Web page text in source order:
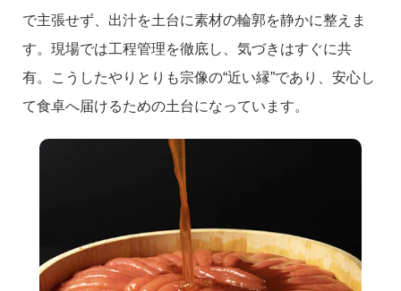
で主張せず、出汁を土台に素材の輪郭を静かに整えま
す。現場では工程管理を徹底し、気づきはすぐに共
有。こうしたやりとりも宗像の“近い縁”であり、安心し
て食卓へ届けるための土台になっています。